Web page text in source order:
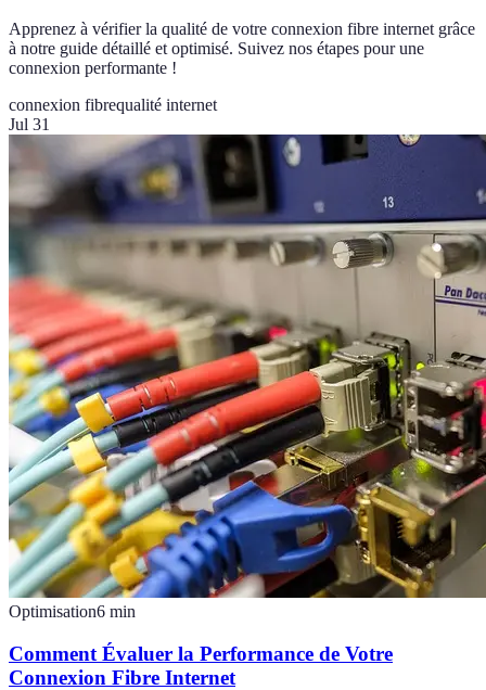
Apprenez à vérifier la qualité de votre connexion fibre internet grâce
à notre guide détaillé et optimisé. Suivez nos étapes pour une
connexion performante !
connexion fibrequalité internet
Jul 31
Optimisation6 min
Comment Évaluer la Performance de Votre
Connexion Fibre Internet